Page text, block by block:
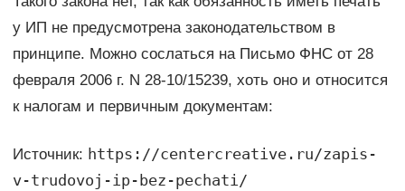
у ИП не предусмотрена законодательством в
принципе. Можно сослаться на Письмо ФНС от 28
февраля 2006 г. N 28-10/15239, хоть оно и относится
к налогам и первичным документам:
Источник: https://centercreative.ru/zapis-
v-trudovoj-ip-bez-pechati/